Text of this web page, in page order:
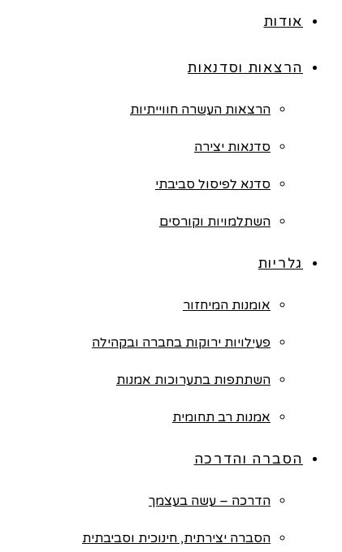
אודות
הרצאות וסדנאות
הרצאות העשרה חווייתיות
סדנאות יצירה
סדנא לפיסול סביבתי
השתלמויות וקורסים
גלריות
אומנות המיחזור
פעילויות ירוקות בחברה ובקהילה
השתתפות בתערוכות אמנות
אמנות רב תחומית
הסברה והדרכה
הדרכה – עשה בעצמך
הסברה יצירתית, חינוכית וסביבתית